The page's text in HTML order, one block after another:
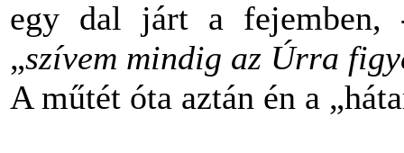
egy dal járt a fejemben,
„szívem mindig az Úrra
A műtét óta aztán én a